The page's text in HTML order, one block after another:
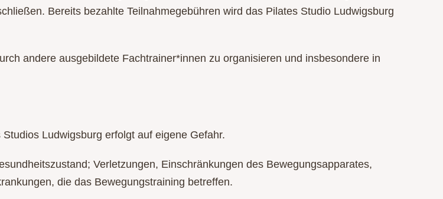
Bereits bezahlte Teilnahmegebühren wird das Pilates Studio Ludwigsburg
andere ausgebildete Fachtrainer*innen zu organisieren und insbesondere in
Ludwigsburg erfolgt auf eigene Gefahr.
Verletzungen, Einschränkungen des Bewegungsapparates,
die das Bewegungstraining betreffen.